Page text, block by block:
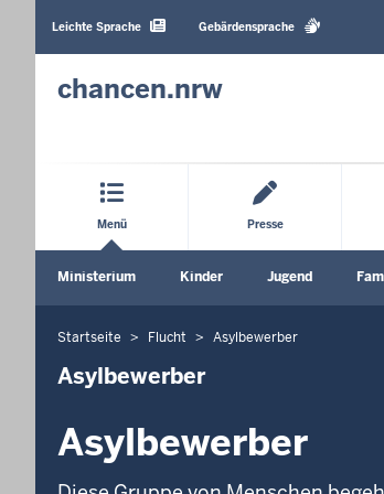
Sprachen
Leichte Sprache Gebärdensprache
chancen.nrw
Hauptmenü
Menü Presse
Ministerium Kinder Jugend
Sie
befinden
sich
hier
Startseite Flucht Asylbewerber
Asylbewerber
Asylbewerber